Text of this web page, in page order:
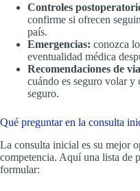
Controles
confirme si ofrecen
país.
Emergencias: conozca
eventualidad médica
Recomendaciones de
cuándo es seguro volar y
seguro.
Qué preguntar en la consulta
La consulta inicial es su mejor
competencia. Aquí una lista de
formular: